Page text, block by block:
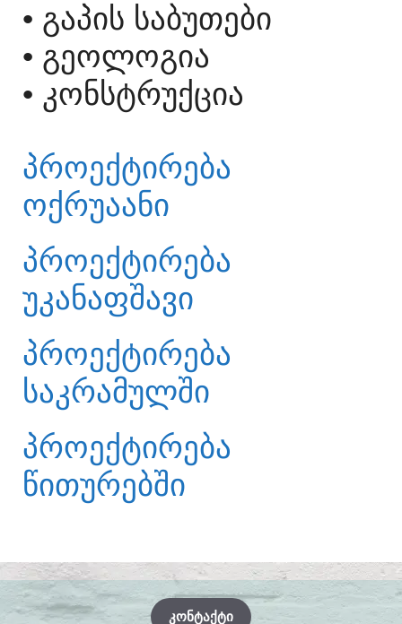
• ᲒᲐᲞᲘᲡ ᲡᲐᲑᲣᲗᲔᲑᲘ
• ᲒᲔᲝᲚᲝᲒᲘᲐ
• ᲙᲝᲜᲡᲢᲠᲣᲥᲪᲘᲐ
ᲞᲠᲝᲔᲥᲢᲘᲠᲔᲑᲐ
ᲝᲥᲠᲣᲐᲐᲜᲘ
ᲞᲠᲝᲔᲥᲢᲘᲠᲔᲑᲐ
ᲣᲙᲐᲜᲐᲤᲨᲐᲕᲘ
ᲞᲠᲝᲔᲥᲢᲘᲠᲔᲑᲐ
ᲡᲐᲙᲠᲐᲛᲣᲚᲨᲘ
ᲞᲠᲝᲔᲥᲢᲘᲠᲔᲑᲐ
ᲬᲘᲗᲣᲠᲔᲑᲨᲘ
ᲙᲝᲜᲢᲐᲥᲢᲘ